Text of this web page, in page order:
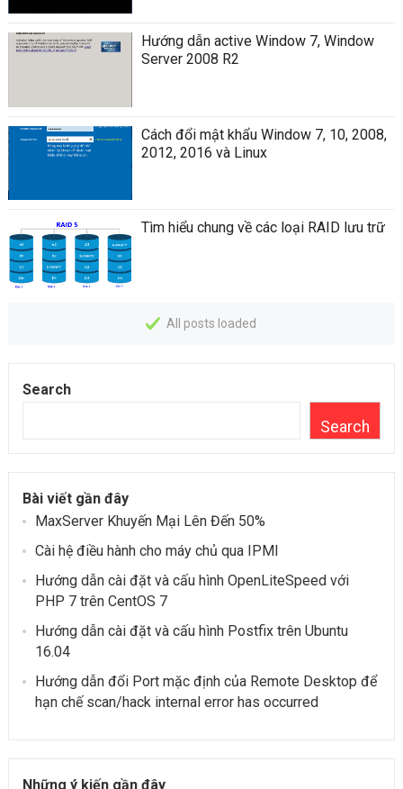
Hướng dẫn active Window 7, Window
Server 2008 R2
Cách đổi mật khẩu Window 7, 10, 2008,
2012, 2016 và Linux
Tìm hiểu chung về các loại RAID lưu trữ
All posts loaded
Search
Search
Bài viết gần đây
MaxServer Khuyến Mại Lên Đến 50%
Cài hệ điều hành cho máy chủ qua IPMI
Hướng dẫn cài đặt và cấu hình OpenLiteSpeed ​​với
PHP 7 trên CentOS 7
Hướng dẫn cài đặt và cấu hình Postfix trên Ubuntu
16.04
Hướng dẫn đổi Port mặc định của Remote Desktop để
hạn chế scan/hack internal error has occurred
Những ý kiến gần đây